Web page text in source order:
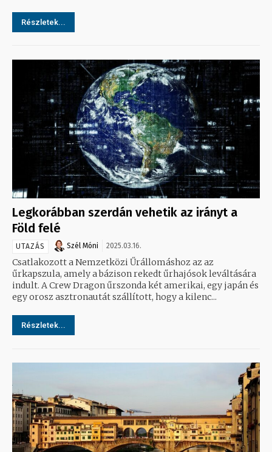
Részletek...
Legkorábban szerdán vehetik az irányt a
Föld felé
UTAZÁS Szél Móni 2025.03.16.
Csatlakozott a Nemzetközi Űrállomáshoz az az
űrkapszula, amely a bázison rekedt űrhajósok leváltására
indult. A Crew Dragon űrszonda két amerikai, egy japán és
egy orosz asztronautát szállított, hogy a kilenc...
Részletek...